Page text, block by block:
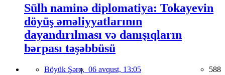
Sülh naminə diplomatiya: Tokayevin
döyüş əməliyyatlarının
dayandırılması və danışıqların
bərpası təşəbbüsü
Böyük Şərq, 06 avqust, 13:05 588